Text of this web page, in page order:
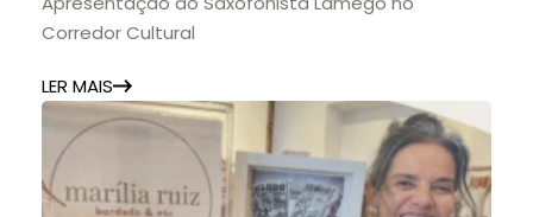
Corredor Cultural
LER MAIS